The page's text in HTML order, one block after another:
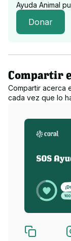
Ayuda Animal
Donar
Compartir
Compartir acerca
cada vez que lo